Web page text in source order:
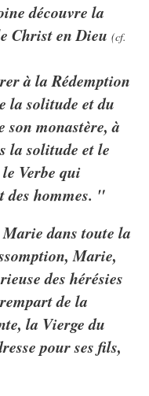
découvre la
Christ en Dieu (cf.
à la Rédemption
la solitude et du
son monastère, à
la solitude et le
Verbe qui
des hommes. "
dans toute la
Marie,
des hérésies
de la
la Vierge du
pour ses fils,